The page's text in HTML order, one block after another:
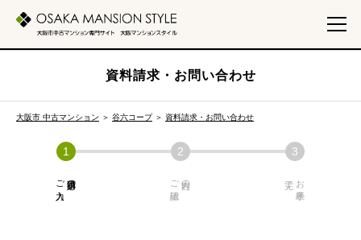
資料請求・お問い合わせ
大阪市 中古マンション ＞ 谷六コープ＞ 資料請求・お問い合わせ
必須項目の
ご入力 内容の
ご確認 お手続き